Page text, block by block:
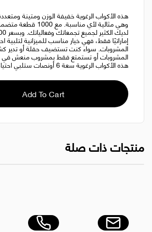
هذه الأكواب الرغوية خفيفة الوزن ومتينة
وهي مثالية لأي مناسبة.
إماراتيًا فقط، فهي خيار مناسب للميزانية لتلبية
المشروبات. سواء كنت تستضيف حفلة أو تدير
المشروبات أو تستمتع فقط بمشروب منعش في
هذه الأكواب الرغوية سعة 6 أونصات ستلبي احتياجاتك!
Add To Cart
منتجات ذات صلة
صابون لايف بوي 4 قطع